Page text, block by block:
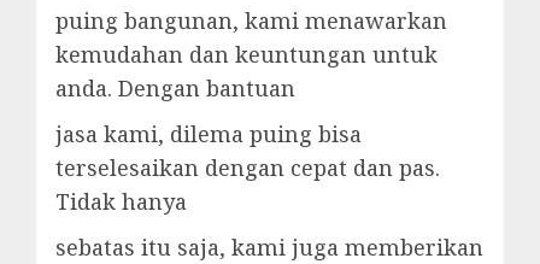
puing bangunan, kami menawarkan
kemudahan dan keuntungan untuk
anda. Dengan bantuan
jasa kami, dilema puing bisa
terselesaikan dengan cepat dan pas.
Tidak hanya
sebatas itu saja, kami juga memberikan